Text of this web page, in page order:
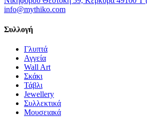
info@mythiko.com
Συλλογή
Γλυπτά
Αγγεία
Wall Art
Σκάκι
Τάβλι
Jewellery
Συλλεκτικά
Μουσειακά